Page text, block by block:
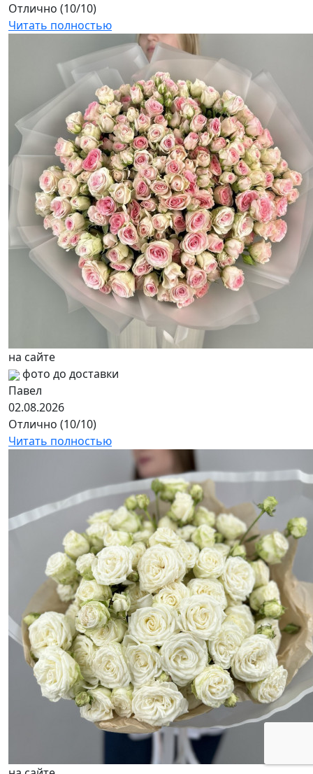
Отлично (10/10)
Читать полностью
на сайте
фото до доставки
Павел
02.08.2026
Отлично (10/10)
Читать полностью